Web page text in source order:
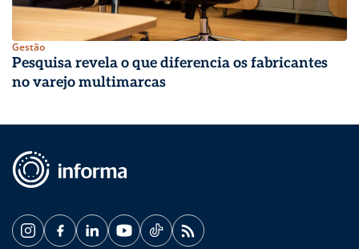
Gestão
Pesquisa revela o que diferencia os fabricantes
no varejo multimarcas